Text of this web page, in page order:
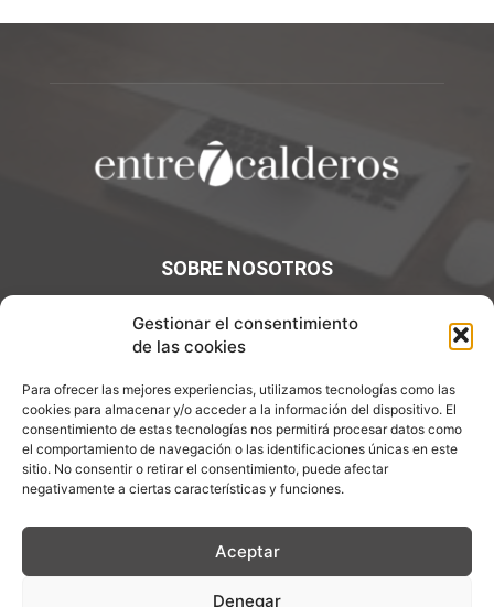
Gestionar el consentimiento
de las cookies
Para ofrecer las mejores experiencias, utilizamos tecnologías como las
cookies para almacenar y/o acceder a la información del dispositivo. El
consentimiento de estas tecnologías nos permitirá procesar datos como
el comportamiento de navegación o las identificaciones únicas en este
sitio. No consentir o retirar el consentimiento, puede afectar
negativamente a ciertas características y funciones.
Aceptar
Denegar
SOBRE NOSOTROS
¡Bienvenidos a Entre7Calderos.com, el lugar donde la
gastronomía y la cultura culinaria se encuentran! Sumérgete
Contáctanos:info@entre7calderos.com
SÍGUENOS